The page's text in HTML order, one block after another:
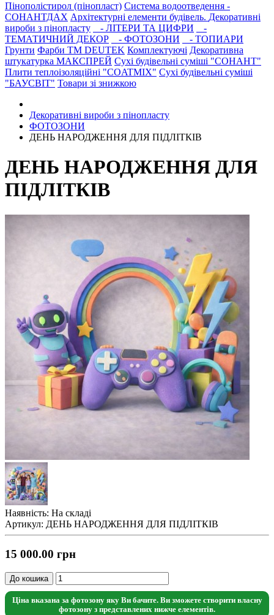
Пінополістирол (пінопласт) Система водоотведення -
СОНАНТДАХ Архітектурні елементи будівель. Декоративні
вироби з пінопласту
- ЛІТЕРИ ТА ЦИФРИ
-
ТЕМАТИЧНИЙ ДЕКОР
- ФОТОЗОНИ
- ТОПИАРИ
Грунти Фарби ТМ DEUTEK Комплектуючі Декоративна
штукатурка МАКСПРЕЙ Сухі будівельні суміші "СОНАНТ"
Плити теплоізоляційні "COATMIX" Сухі будівельні суміші
"БАУСВІТ" Товари зі знижкою
Декоративні вироби з пінопласту
ФОТОЗОНИ
ДЕНЬ НАРОДЖЕННЯ ДЛЯ ПІДЛІТКІВ
ДЕНЬ НАРОДЖЕННЯ ДЛЯ
ПІДЛІТКІВ
Наявність: На складі
Артикул: ДЕНЬ НАРОДЖЕННЯ ДЛЯ ПІДЛІТКІВ
15 000.00 грн
До кошика
Ціна вказана за фотозону яку Ви бачите. Ви зможете створити власну
фотозону з представлених нижче елементів.